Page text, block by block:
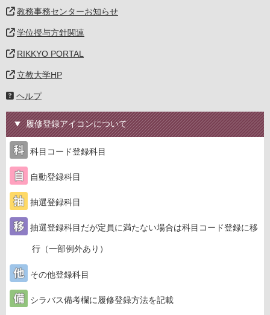
教務事務センターお知らせ
学位授与方針関連
RIKKYO PORTAL
立教大学HP
ヘルプ
履修登録アイコンについて
科目コード登録科目
自動登録科目
抽選登録科目
抽選登録科目だが定員に満たない場合は科目コード登録に移
行（一部例外あり）
その他登録科目
シラバス備考欄に履修登録方法を記載